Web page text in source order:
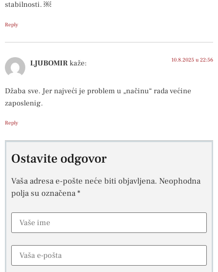
stabilnosti. ￼
Reply
LJUBOMIR kaže: 10.8.2025 u 22:56
Džaba sve. Jer najveći je problem u „načinu“ rada većine
zaposlenig.
Reply
Ostavite odgovor
Vaša adresa e-pošte neće biti objavljena. Neophodna
polja su označena*